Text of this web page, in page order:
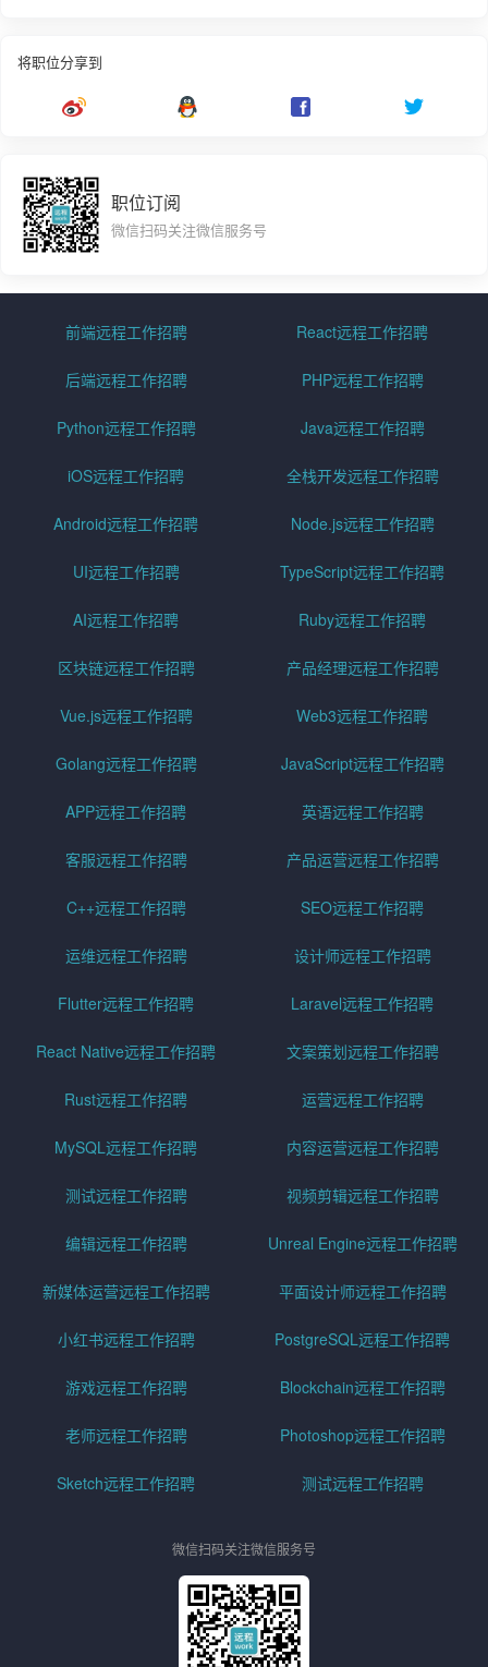
将职位分享到
职位订阅
微信扫码关注微信服务号
前端远程工作招聘 React远程工作招聘
后端远程工作招聘 PHP远程工作招聘
Python远程工作招聘 Java远程工作招聘
iOS远程工作招聘 全栈开发远程工作招聘
Android远程工作招聘 Node.js远程工作招聘
UI远程工作招聘 TypeScript远程工作招聘
AI远程工作招聘 Ruby远程工作招聘
区块链远程工作招聘 产品经理远程工作招聘
Vue.js远程工作招聘 Web3远程工作招聘
Golang远程工作招聘 JavaScript远程工作招聘
APP远程工作招聘 英语远程工作招聘
客服远程工作招聘 产品运营远程工作招聘
C++远程工作招聘 SEO远程工作招聘
运维远程工作招聘 设计师远程工作招聘
Flutter远程工作招聘 Laravel远程工作招聘
React Native远程工作招聘 文案策划远程工作招聘
Rust远程工作招聘 运营远程工作招聘
MySQL远程工作招聘 内容运营远程工作招聘
测试远程工作招聘 视频剪辑远程工作招聘
编辑远程工作招聘 Unreal Engine远程工作招聘
新媒体运营远程工作招聘 平面设计师远程工作招聘
小红书远程工作招聘 PostgreSQL远程工作招聘
游戏远程工作招聘 Blockchain远程工作招聘
老师远程工作招聘 Photoshop远程工作招聘
Sketch远程工作招聘 测试远程工作招聘
微信扫码关注微信服务号